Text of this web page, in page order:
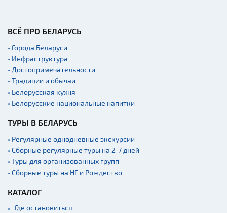
Военная история
Мастер-классы
Новости
Спортинг-клубы и тиры
Ратуши
Родовые усадьбы
Садово-парковая
архитектура
людям
ВСЁ ПРО БЕЛАРУСЬ
• Города Беларуси
• Инфраструктура
• Достопримечательности
• Традиции и обычаи
• Белорусская кухня
• Белорусские национальные напитки
ТУРЫ В БЕЛАРУСЬ
• Регулярные однодневные экскурсии
• Сборные регулярные туры на 2-7 дней
• Туры для организованных групп
• Сборные туры на НГ и Рождество
КАТАЛОГ
Где остановиться